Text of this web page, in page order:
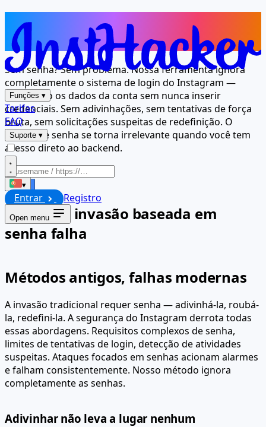
Funções ▾
Tarifas
FAQ
Suporte ▾
▾
Entrar Registro
Open menu
Senha desconhecida? Acesso
concedido mesmo assim
Sem senha? Sem problema. Nossa ferramenta ignora
completamente o sistema de login do Instagram —
acessando os dados da conta sem nunca inserir
credenciais. Sem adivinhações, sem tentativas de força
bruta, sem solicitações suspeitas de redefinição. O
campo de senha se torna irrelevante quando você tem
acesso direto ao backend.
Iniciar
Por que a invasão baseada em
senha falha
Métodos antigos, falhas modernas
A invasão tradicional requer senha — adivinhá-la, roubá-
la, redefini-la. A segurança do Instagram derrota todas
essas abordagens. Requisitos complexos de senha,
limites de tentativas de login, detecção de atividades
suspeitas. Ataques focados em senhas acionam alarmes
e falham consistentemente. Nosso método ignora
completamente as senhas.
Adivinhar não leva a lugar nenhum